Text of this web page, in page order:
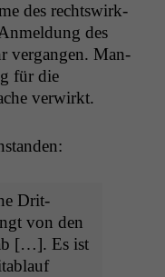
des rechtswirk­
des
ver­gan­gen. Man­
für die
verwirkt.
Drit­
von den
[…]. Es ist